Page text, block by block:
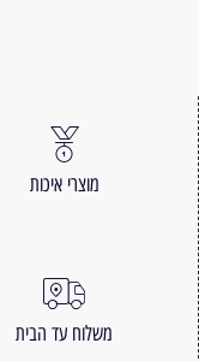
מוצרי איכות
משלוח עד הבית